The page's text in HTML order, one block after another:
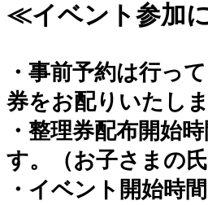
≪イベント参加
・事前予約は行っ
券をお配りいたしま
・整理券配布開始
す。（お子さまの
・イベント開始時